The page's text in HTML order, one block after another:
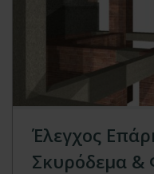
Έλεγχος
Σκυρόδεμα &